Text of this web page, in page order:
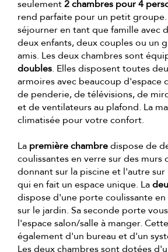
seulement2 chambres pour 4
rend parfaite pour un petit groupe.
séjourner en tant que famille avec
deux enfants, deux couples ou un
amis. Les deux chambres sont
doubles. Elles disposent toutes
armoires avec beaucoup d'espace
de penderie, de télévisions, de
et de ventilateurs au plafond. La
climatisée pour votre confort.
La première chambredispose de
coulissantes en verre sur des murs
donnant sur la piscine et l'autre
qui en fait un espace unique. La
dispose d'une porte coulissante
sur le jardin. Sa seconde porte
l'espace salon/salle à manger.
également d'un bureau et d'un
Les deux chambres sont dotées